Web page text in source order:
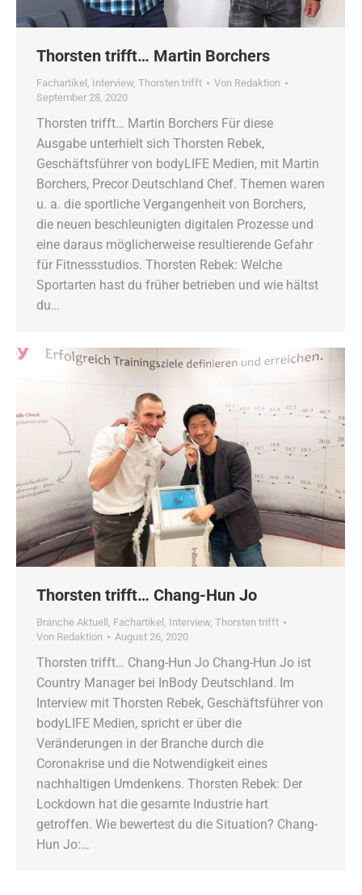
Thorsten trifft… Martin Borchers
Fachartikel , Interview, Thorsten trifft Von Redaktion
September 28, 2020
Thorsten trifft… Martin Borchers Für diese
Ausgabe unterhielt sich Thorsten Rebek,
Geschäftsführer von bodyLIFE Medien, mit Martin
Borchers, Precor Deutschland Chef. Themen waren
u. a. die sportliche Vergangenheit von Borchers,
die neuen beschleunigten digitalen Prozesse und
eine daraus möglicherweise resultierende Gefahr
für Fitnessstudios. Thorsten Rebek: Welche
Sportarten hast du früher betrieben und wie hältst
du…
Thorsten trifft… Chang-Hun Jo
Branche Aktuell , Fachartikel , Interview, Thorsten trifft
Von Redaktion August 26, 2020
Thorsten trifft… Chang-Hun Jo Chang-Hun Jo ist
Country Manager bei InBody Deutschland. Im
Interview mit Thorsten Rebek, Geschäftsführer von
bodyLIFE Medien, spricht er über die
Veränderungen in der Branche durch die
Coronakrise und die Notwendigkeit eines
nachhaltigen Umdenkens. Thorsten Rebek: Der
Lockdown hat die gesamte Industrie hart
getroffen. Wie bewertest du die Situation? Chang-
Hun Jo:…